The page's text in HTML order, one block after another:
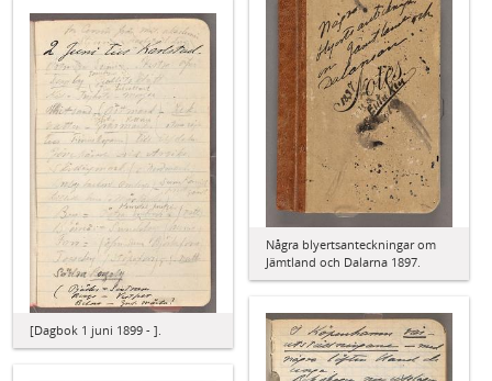
Några blyertsanteckningar om
Jämtland och Dalarna 1897.
[Dagbok 1 juni 1899 - ].